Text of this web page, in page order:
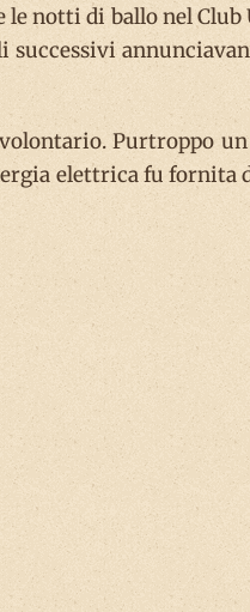
le notti di ballo nel
successivi
Purtroppo un
elettrica fu fornita